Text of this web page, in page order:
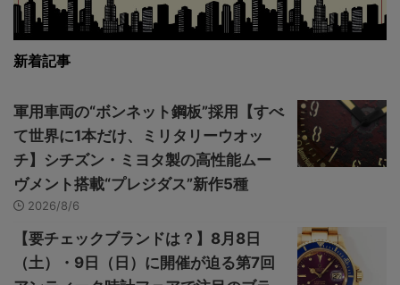
新着記事
軍用車両の“ボンネット鋼板”採用【すべ
て世界に1本だけ、ミリタリーウオッ
チ】シチズン・ミヨタ製の高性能ムー
ヴメント搭載“プレジダス”新作5種
2026/8/6
【要チェックブランドは？】8月8日
（土）・9日（日）に開催が迫る第7回